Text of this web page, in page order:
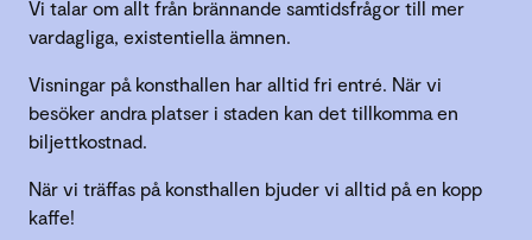
Vi talar om allt från brännande samtidsfrågor till mer
vardagliga, existentiella ämnen.
Visningar på konsthallen har alltid fri entré. När vi
besöker andra platser i staden kan det tillkomma en
biljettkostnad.
När vi träffas på konsthallen bjuder vi alltid på en kopp
kaffe!